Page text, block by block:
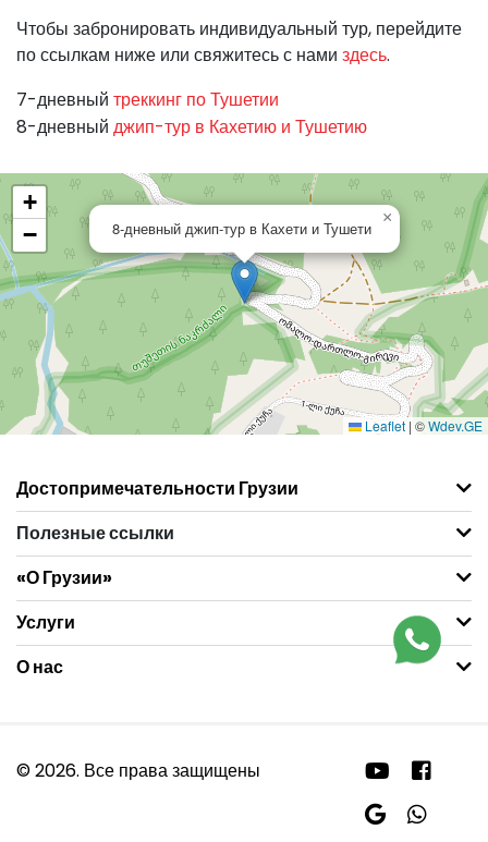
Чтобы забронировать индивидуальный тур, перейдите
по ссылкам ниже или свяжитесь с нами здесь.
7-дневный треккинг по Тушетии
8-дневный джип-тур в Кахетию и Тушетию
8-дневный джип-тур в Кахети и Тушети
×
+
−
Leaflet | ©Wdev.GE
Достопримечательности Грузии
Полезные ссылки
«О Грузии»
Услуги
О нас
© 2026. Все права защищены